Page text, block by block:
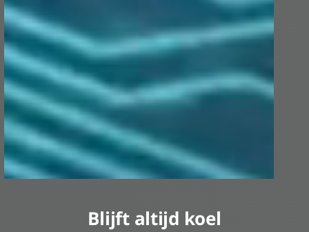
Blijft altijd koel